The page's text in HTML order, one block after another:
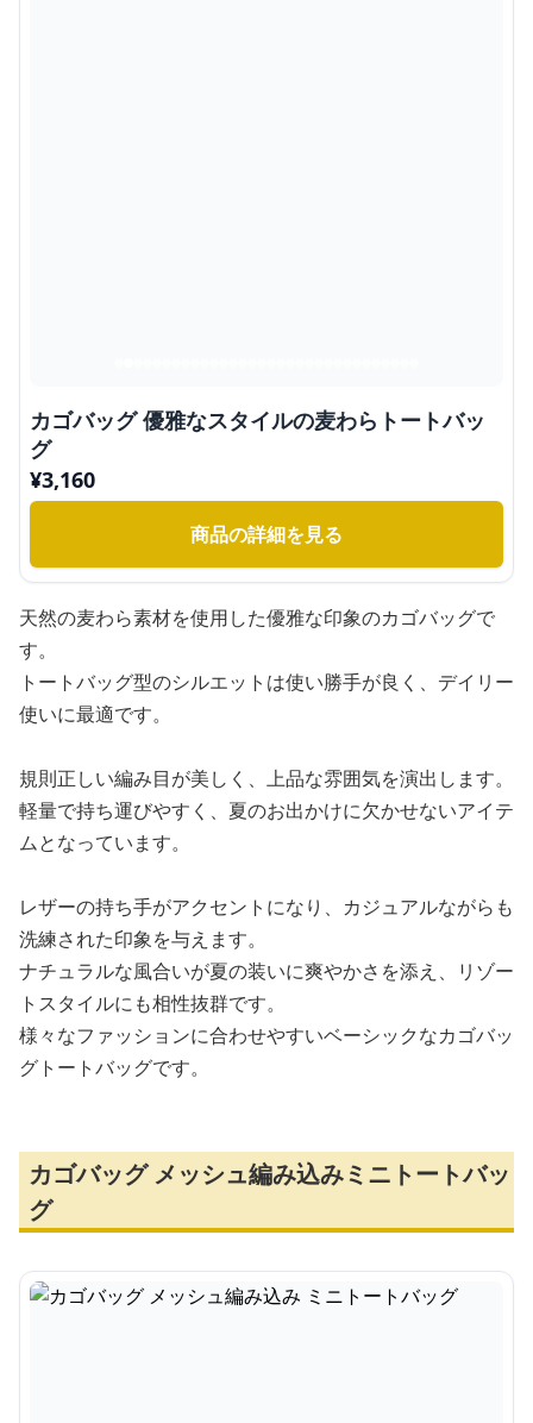
カゴバッグ 優雅なスタイルの麦わらトートバッ
グ
¥3,160
商品の詳細を見る
天然の麦わら素材を使用した優雅な印象のカゴバッグで
す。
トートバッグ型のシルエットは使い勝手が良く、デイリー
使いに最適です。
規則正しい編み目が美しく、上品な雰囲気を演出します。
軽量で持ち運びやすく、夏のお出かけに欠かせないアイテ
ムとなっています。
レザーの持ち手がアクセントになり、カジュアルながらも
洗練された印象を与えます。
ナチュラルな風合いが夏の装いに爽やかさを添え、リゾー
トスタイルにも相性抜群です。
様々なファッションに合わせやすいベーシックなカゴバッ
グトートバッグです。
カゴバッグ メッシュ編み込みミニトートバッ
グ